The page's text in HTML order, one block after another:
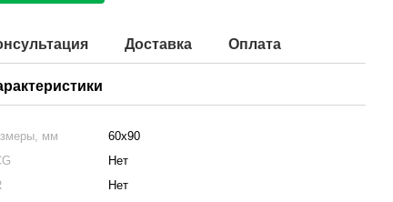
Доставка Оплата
мм
60х90
Нет
Нет